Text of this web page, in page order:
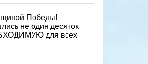
Победы!
не один десяток
для всех